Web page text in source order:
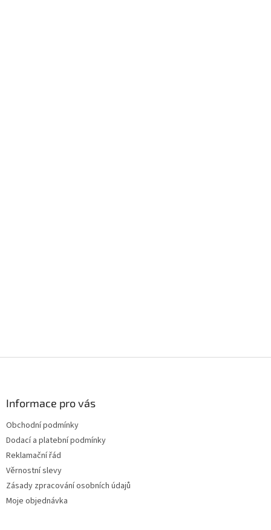
Informace pro vás
Obchodní podmínky
Dodací a platební podmínky
Reklamační řád
Věrnostní slevy
Zásady zpracování osobních údajů
Moje objednávka